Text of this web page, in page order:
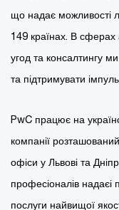
що надає можливості
149 країнах. В сферах
угод та консалтингу
та підтримувати
PwC працює на
компанії
офіси у Львові та
професіоналів надаєі
послуги найвищої